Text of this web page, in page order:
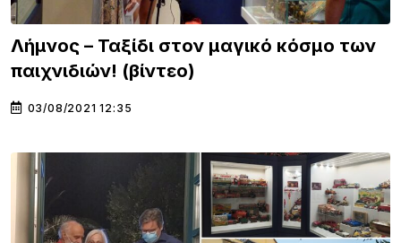
Λήμνος – Ταξίδι στον μαγικό κόσμο των
παιχνιδιών! (βίντεο)
03/08/2021 12:35